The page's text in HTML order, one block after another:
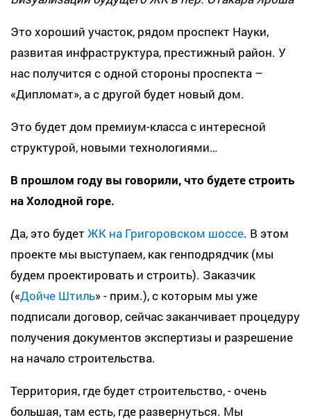
Это хороший участок, рядом проспект Науки,
развитая инфраструктура, престижный район. У
нас получится с одной стороны проспекта –
«Дипломат», а с другой будет новый дом.
Это будет дом премиум-класса с интересной
структурой, новыми технологиями…
В прошлом году вы говорили, что будете строить
на Холодной горе.
Да, это будетЖК на Григоровском шоссе. В этом
проекте мы выступаем, как генподрядчик (мы
будем проектировать и строить). Заказчик
(«Дойче Штиль» - прим.), с которым мы уже
подписали договор, сейчас заканчивает процедуру
получения документов экспертизы и разрешение
на начало строительства.
Территория, где будет строительство, - очень
большая, там есть, где развернуться. Мы